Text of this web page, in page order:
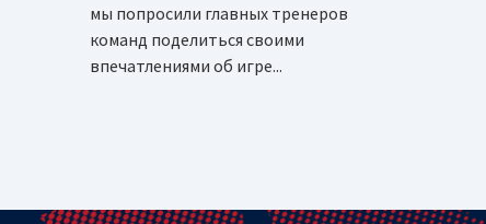
мы попросили главных тренеров
команд поделиться своими
впечатлениями об игре...